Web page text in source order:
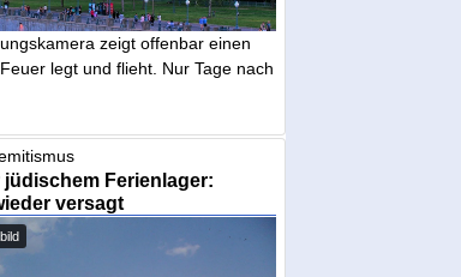
zeigt offenbar einen
legt und flieht. Nur Tage nach
jüdischem Ferienlager:
versagt